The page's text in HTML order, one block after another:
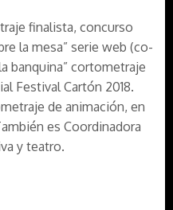
finalista, concurso
la mesa” serie web (co-
banquina” cortometraje
Festival Cartón 2018.
de animación, en
es Coordinadora
y teatro.